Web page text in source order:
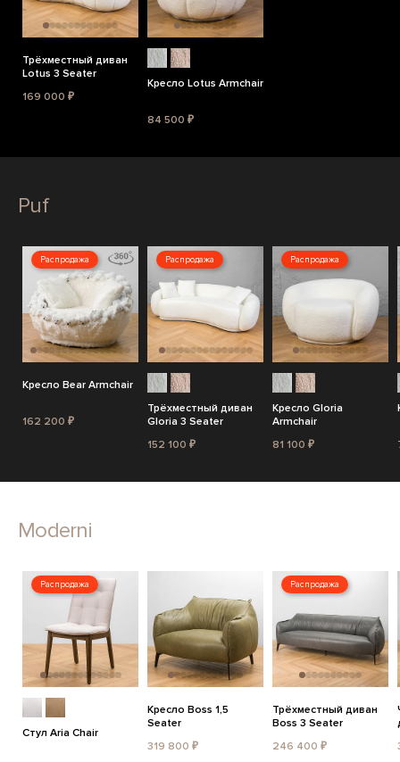
Трёхместный диван
Lotus 3 Seater
169 000 ₽
Кресло Lotus Armchair
84 500 ₽
Puf
Распродажа
Кресло Bear Armchair
162 200 ₽
Распродажа
Трёхместный диван
Gloria 3 Seater
152 100 ₽
Распродажа
Кресло Gloria
Armchair
81 100 ₽
Moderni
Распродажа
Стул Aria Chair
Кресло Boss 1,5
Seater
319 800 ₽
Распродажа
Трёхместный диван
Boss 3 Seater
246 400 ₽